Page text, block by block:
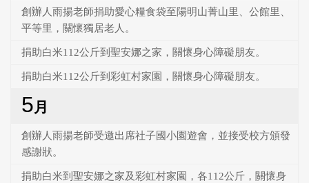
創辦人雨揚老師捐助愛心糧食袋至陽明山菁山里、公館里、
平等里，關懷獨居老人。
捐助白米112公斤到聖安娜之家，關懷身心障礙朋友。
捐助白米112公斤到彩虹村家園，關懷身心障礙朋友。
5月
創辦人雨揚老師受邀出席社子國小園遊會，並接受校方頒發
感謝狀。
捐助白米到聖安娜之家及彩虹村家園，各112公斤，關懷身